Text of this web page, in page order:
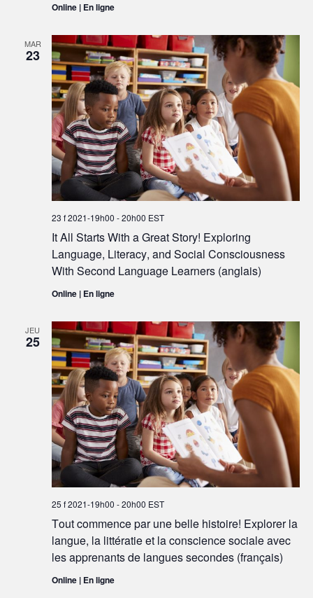
Online | En ligne
MAR
23
It All Starts With a Great Story! Exploring
Language, Literacy, and Social Consciousness
With Second Language Learners (anglais)
23 f 2021-19h00 -20h00 EST
Online | En ligne
JEU
25
Tout commence par une belle histoire! Explorer la
langue, la littératie et la conscience sociale avec
les apprenants de langues secondes (français)
25 f 2021-19h00 -20h00 EST
Online | En ligne